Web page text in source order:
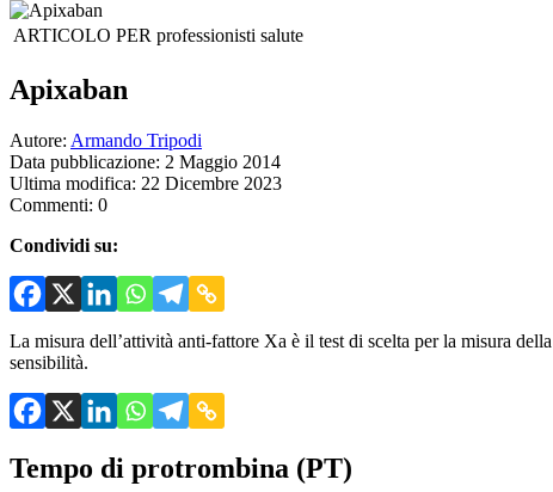
ARTICOLO PER professionisti salute
Apixaban
Autore: Armando Tripodi
Data pubblicazione: 2 Maggio 2014
Ultima modifica: 22 Dicembre 2023
Commenti: 0
Condividi su:
La misura dell’attività anti-fattore Xa è il test di scelta per la misura
sensibilità.
Tempo di protrombina (PT)